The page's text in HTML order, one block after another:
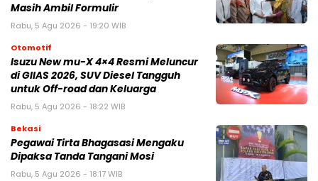
Masih Ambil Formulir
Rabu, 5 Agu 2026 - 19:20 WIB
Otomotif
Isuzu New mu-X 4×4 Resmi Meluncur
di GIIAS 2026, SUV Diesel Tangguh
untuk Off-road dan Keluarga
Rabu, 5 Agu 2026 - 18:22 WIB
Bekasi
Pegawai Tirta Bhagasasi Mengaku
Dipaksa Tanda Tangani Mosi
Rabu, 5 Agu 2026 - 18:17 WIB